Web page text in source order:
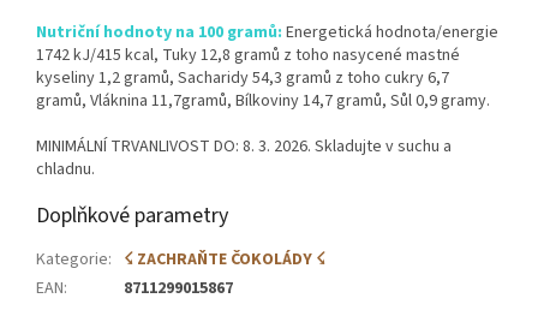
Nutriční hodnoty na 100 gramů: Energetická hodnota/energie
1742 kJ/415 kcal, Tuky 12,8 gramů z toho nasycené mastné
kyseliny 1,2 gramů, Sacharidy 54,3 gramů z toho cukry 6,7
gramů, Vláknina 11,7gramů, Bílkoviny 14,7 gramů, Sůl 0,9 gramy.
MINIMÁLNÍ TRVANLIVOST DO: 8. 3. 2026. Skladujte v suchu a
chladnu.
Doplňkové parametry
Kategorie: ☇ ZACHRAŇTE ČOKOLÁDY ☇
EAN: 8711299015867